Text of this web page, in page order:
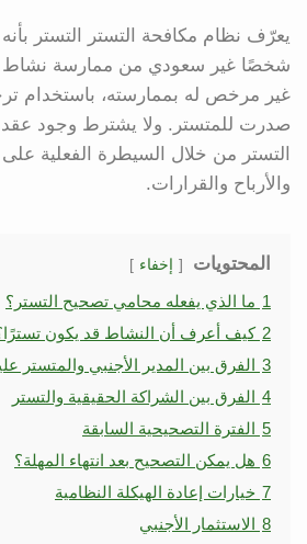
يعرّف نظام مكافحة التستر التستر
شخصًا غير سعودي من ممارسة نشاط
غير مرخص له بممارسته، باستخدام
صدرت للمتستر. ولا يشترط وجود
التستر من خلال السيطرة الفعلية
والأرباح والقرارات.
المحتويات إخفاء
1 ما الذي يفعله محامي تصحيح التستر؟
2 كيف أعرف أن النشاط قد يكون
3 الفرق بين المدير الأجنبي والمتستر
4 الفرق بين الشراكة الحقيقية والتستر
5 الفترة التصحيحية السابقة
6 هل يمكن التصحيح بعد انتهاء المهلة؟
7 خيارات إعادة الهيكلة النظامية
8 الاستثمار الأجنبي